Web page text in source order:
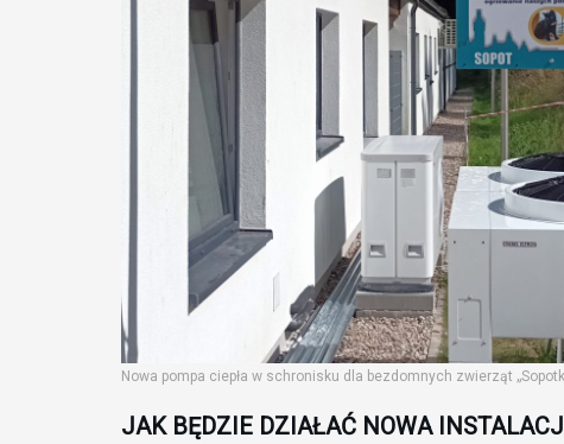
Nowa pompa ciepła w schronisku dla bezdomnych zwierząt
JAK BĘDZIE DZIAŁAĆ NOWA